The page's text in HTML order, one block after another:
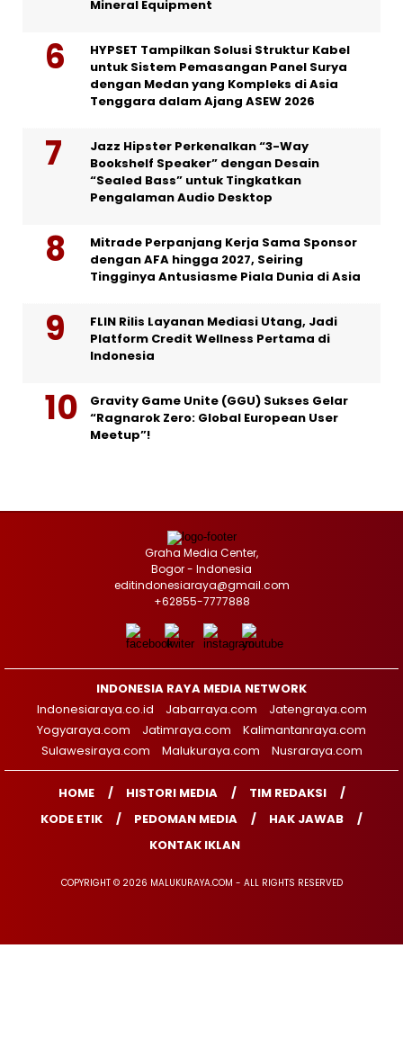
Mineral Equipment
HYPSET Tampilkan Solusi Struktur Kabel
untuk Sistem Pemasangan Panel Surya
dengan Medan yang Kompleks di Asia
Tenggara dalam Ajang ASEW 2026
Jazz Hipster Perkenalkan “3-Way
Bookshelf Speaker” dengan Desain
“Sealed Bass” untuk Tingkatkan
Pengalaman Audio Desktop
Mitrade Perpanjang Kerja Sama Sponsor
dengan AFA hingga 2027, Seiring
Tingginya Antusiasme Piala Dunia di Asia
FLIN Rilis Layanan Mediasi Utang, Jadi
Platform Credit Wellness Pertama di
Indonesia
Gravity Game Unite (GGU) Sukses Gelar
“Ragnarok Zero: Global European User
Meetup”!
Graha Media Center,
Bogor - Indonesia
editindonesiaraya@gmail.com
+62855-7777888
INDONESIA RAYA MEDIA NETWORK
Indonesiaraya.co.id
Jabarraya.com
Jatengraya.com
Yogyaraya.com
Jatimraya.com
Kalimantanraya.com
Sulawesiraya.com
Malukuraya.com Nusraraya.com
HOME HISTORI MEDIA
TIM REDAKSI
KODE ETIK
PEDOMAN MEDIA
HAK JAWAB
KONTAK IKLAN
COPYRIGHT © 2026 MALUKURAYA.COM - ALL RIGHTS RESERVED